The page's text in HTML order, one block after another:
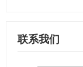
联系我们